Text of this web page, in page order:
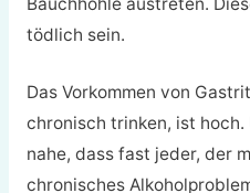
tödlich sein.
Das Vorkommen von
chronisch trinken, ist
nahe, dass fast jeder, der
chronisches